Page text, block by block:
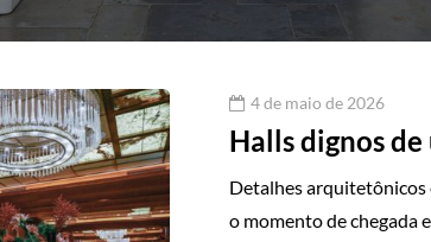
4 de maio de 2026
Halls dignos de
Detalhes arquitetônicos
o momento de chegada